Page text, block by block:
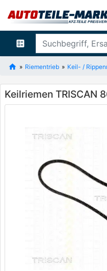
ballot
Riementrieb Keil- /
Keilriemen TRISCAN